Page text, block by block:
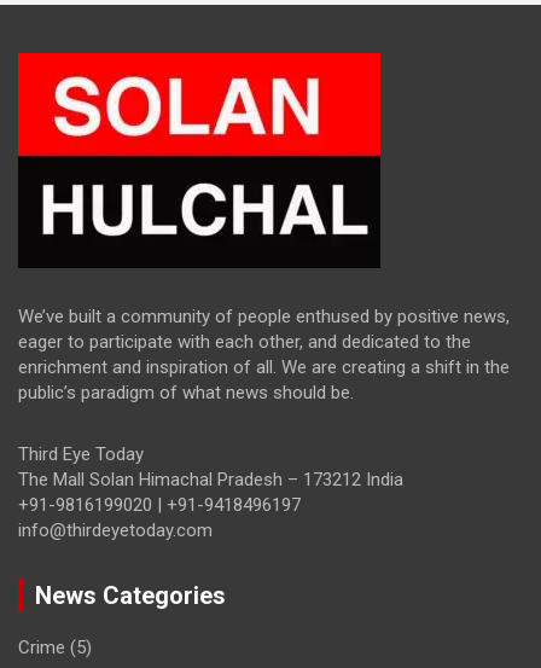
We’ve built a community of people enthused by positive news,
eager to participate with each other, and dedicated to the
enrichment and inspiration of all. We are creating a shift in the
public’s paradigm of what news should be.
Third Eye Today
The Mall Solan Himachal Pradesh – 173212 India
+91-9816199020 | +91-9418496197
info@thirdeyetoday.com
News Categories
Crime (5)